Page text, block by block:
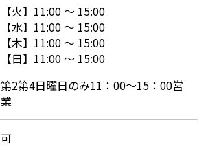
【火】 11:00〜 15:00
【水】 11:00〜 15:00
【木】 11:00〜 15:00
【日】 11:00〜 15:00
第2第4日曜日のみ11：00～15：00営
業
可